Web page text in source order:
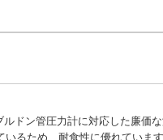
があります。1つはスロットルで
指針の振れ具合を見て調整する可
ながら調整してください。
さい。
ドン管圧力計に対応した廉価な
るため、耐食性に優れています